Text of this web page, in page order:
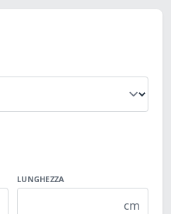
LUNGHEZZA
cm